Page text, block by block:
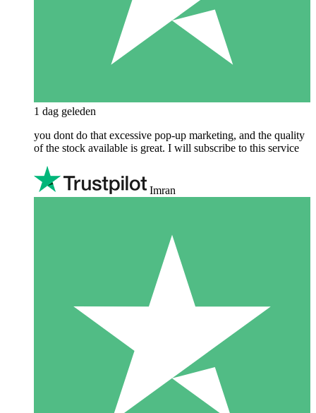
1 dag geleden
you dont do that excessive pop-up marketing, and the quality
of the stock available is great. I will subscribe to this service
Imran